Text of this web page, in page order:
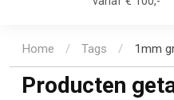
Home / Tags / 1mm
Producten